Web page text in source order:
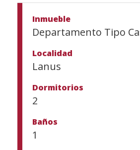
Inmueble
Departamento Tipo
Localidad
Lanus
Dormitorios
2
Baños
1